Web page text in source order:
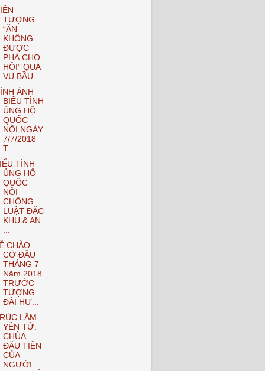
TƯỢNG
“ĂN
KHÔNG
ĐƯỢC
PHÁ CHO
HÔI” QUA
VỤ BẦU ...
ẢNH
BIỂU TÌNH
ỦNG HỘ
QUỐC
NỘI NGÀY
7/7/2018
T...
TÌNH
ỦNG HỘ
QUỐC
NỘI
CHỐNG
LUẬT ĐẶC
KHU & AN
...
CHÀO
CỜ ĐẦU
THÁNG 7
Năm 2018
TRƯỚC
TƯỢNG
ĐÀI HƯ...
LÂM
YÊN TỬ:
CHÙA
ĐẦU TIÊN
CỦA
NGƯỜI